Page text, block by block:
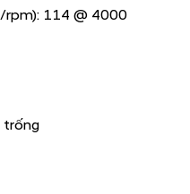
114 @ 4000
trống